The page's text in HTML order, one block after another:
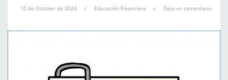
10 de October de 2024 / Educación Financiera / Deja un comentario